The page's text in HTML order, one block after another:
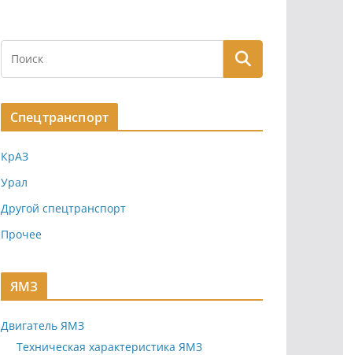
Спецтранспорт
КрАЗ
Урал
Другой спецтранспорт
Прочее
ЯМЗ
Двигатель ЯМЗ
Техническая характеристика ЯМЗ